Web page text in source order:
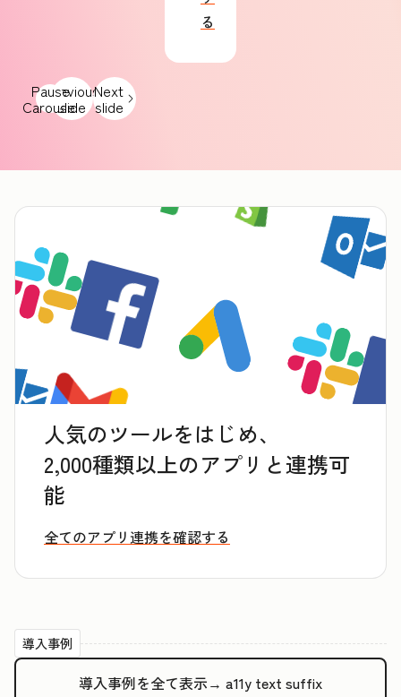
Previous
slide
Next
slide
る
Pause
Carousel
人気のツールをはじめ、
2,000種類以上のアプリと連携可
能
全てのアプリ連携を確認する
導入事例
導入事例を全て表示→ a11y text suffix